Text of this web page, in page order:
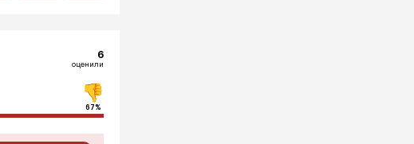
6
оценили
67%